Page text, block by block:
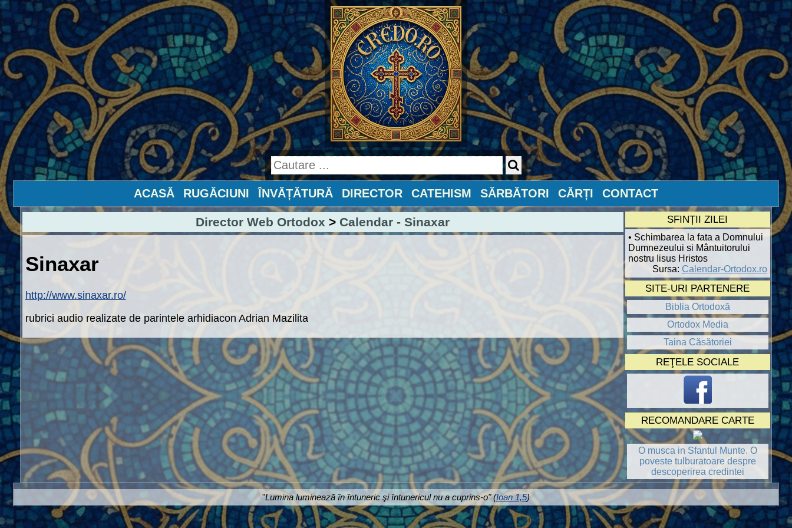
ACASĂ RUGĂCIUNI ÎNVĂȚĂTURĂ DIRECTOR CATEHISM SĂRBĂTORI CĂRȚI CONTACT
Director Web Ortodox > Calendar - Sinaxar
Sinaxar
http://www.sinaxar.ro/
rubrici audio realizate de parintele arhidiacon Adrian Mazilita
SFINȚII ZILEI
• Schimbarea la fata a Domnului
Dumnezeului si Mântuitorului
nostru Iisus Hristos
Sursa: Calendar-Ortodox.ro
SITE-URI PARTENERE
Biblia Ortodoxă
Ortodox Media
Taina Căsătoriei
REŢELE SOCIALE
RECOMANDARE CARTE
O musca in Sfantul Munte. O
poveste tulburatoare despre
descoperirea credintei
"Lumina luminează în întuneric şi întunericul nu a cuprins-o" (Ioan 1,5)